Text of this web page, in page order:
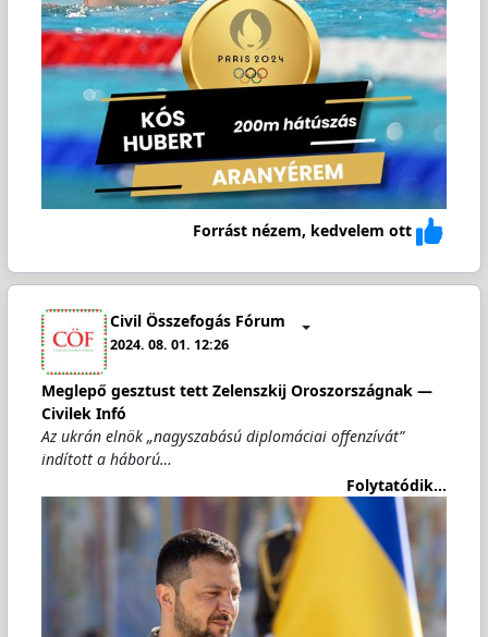
Forrást nézem, kedvelem ott
Civil Összefogás Fórum
2024. 08. 01. 12:26
Meglepő gesztust tett Zelenszkij Oroszországnak —
Civilek Infó
Az ukrán elnök „nagyszabású diplomáciai offenzívát”
indított a háború…
Folytatódik...